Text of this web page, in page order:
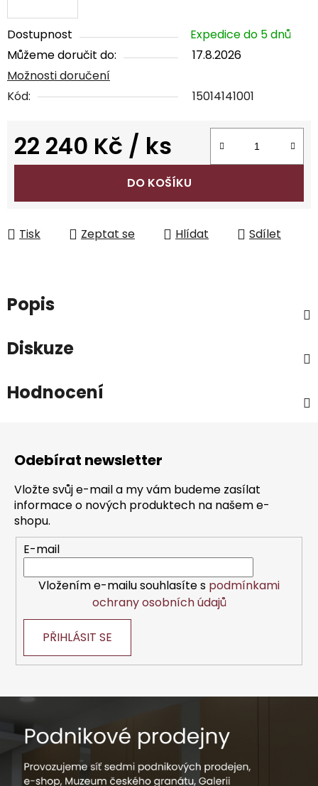
Dostupnost
Expedice do 5 dnů
Můžeme doručit do:
17.8.2026
Možnosti doručení
Kód:
15014141001
22 240 Kč / ks
Měrná cena:
DO KOŠÍKU
Tisk Zeptat se Hlídat Sdílet
Popis
Diskuze
Hodnocení
Odebírat newsletter
Vložte svůj e-mail a my vám budeme zasílat
informace o nových produktech na našem e-
shopu.
E-mail
Vložením e-mailu souhlasíte s podmínkami
ochrany osobních údajů
PŘIHLÁSIT SE